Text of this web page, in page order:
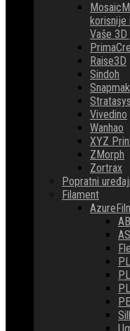
Mosaic
korisnije
Vaše
Raise3D
Sindoh
Stratasys
Vivedino
Wanhao
XYZ
ZMorph
Zortrax
Popratni
Filament